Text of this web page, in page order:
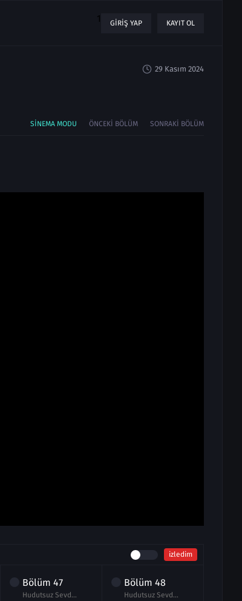
1 GIRIŞ YAP KAYIT OL
29 Kasım 2024
SINEMA MODU ÖNCEKI BÖLÜM SONRAKI BÖLÜM
izledim
Bölüm47
Hudutsuz Sevda 47.Bölüm izle Full
Bölüm 48
Hudutsuz Sevda 48.Bölüm izle Full